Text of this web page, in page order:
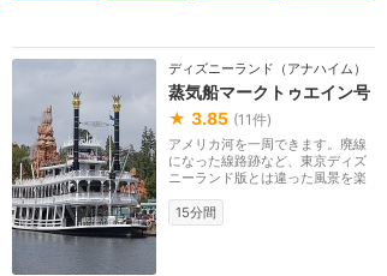
ディズニーランド（アナハイム）
蒸気船マークトゥエイン号
★ 3.85 (11件)
アメリカ河を一周できます。廃線
になった線路跡など、東京ディズ
ニーランド版とは違った風景を楽
15分間